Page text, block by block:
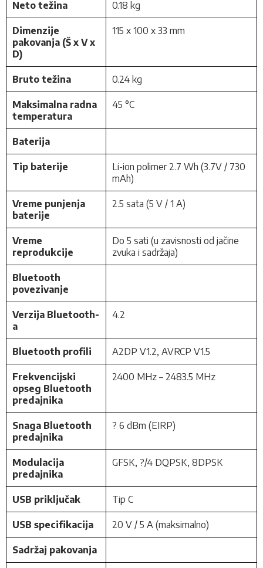
Neto težina 0.18 kg
Dimenzije
pakovanja (Š x V x
D)
115 x 100 x 33 mm
Bruto težina 0.24 kg
Maksimalna radna
temperatura
45 °C
Baterija
Tip baterije
Li-ion polimer 2.7 Wh (3.7V / 730
mAh)
Vreme punjenja
baterije
2.5 sata (5 V / 1 A)
Vreme
reprodukcije
Do 5 sati (u zavisnosti od jačine
zvuka i sadržaja)
Bluetooth
povezivanje
Verzija Bluetooth-
a
4.2
Bluetooth profili A2DP V1.2, AVRCP V1.5
Frekvencijski
opseg Bluetooth
predajnika
2400 MHz – 2483.5 MHz
Snaga Bluetooth
predajnika
? 6 dBm (EIRP)
Modulacija
predajnika
GFSK, ?/4 DQPSK, 8DPSK
USB priključak Tip C
USB specifikacija 20 V / 5 A (maksimalno)
Sadržaj pakovanja